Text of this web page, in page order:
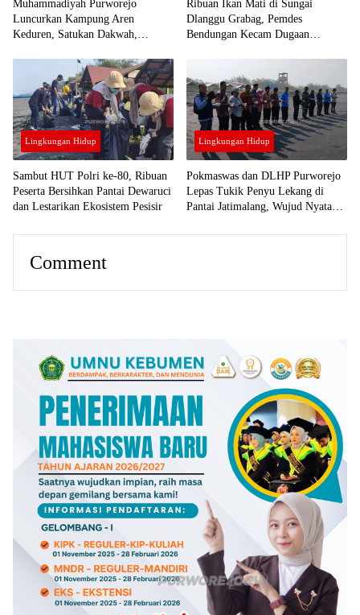
Muhammadiyah Purworejo
Luncurkan Kampung Aren
Keduren, Satukan Dakwah,
Ribuan Ikan Mati di Sungai
Dlanggu Grabag, Pemdes
Bendungan Kecam Dugaan
Lingkungan Hidup
Sambut HUT Polri ke-80, Ribuan
Peserta Bersihkan Pantai Dewaruci
dan Lestarikan Ekosistem Pesisir
Lingkungan Hidup
Pokmaswas dan DLHP Purworejo
Lepas Tukik Penyu Lekang di
Pantai Jatimalang, Wujud Nyata
Comment